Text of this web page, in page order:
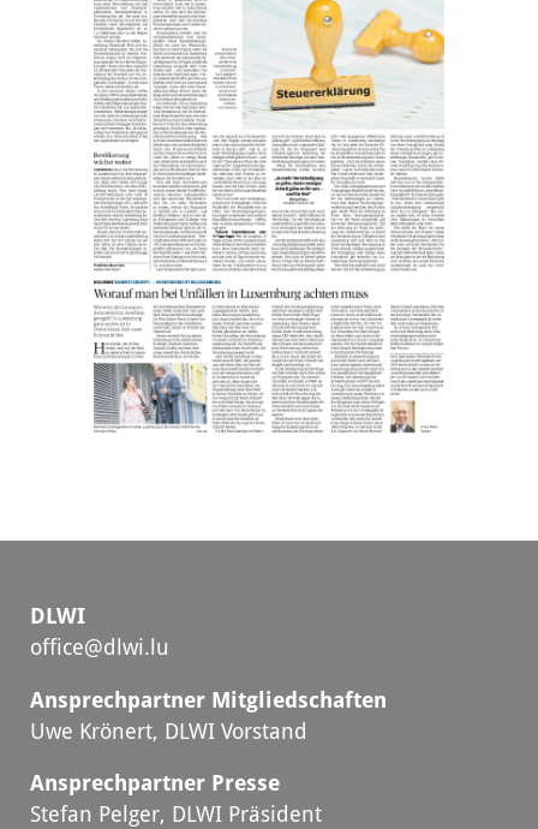
DLWI
office@dlwi.lu
Ansprechpartner Mitgliedschaften
Uwe Krönert, DLWI Vorstand
Ansprechpartner Presse
Stefan Pelger, DLWI Präsident